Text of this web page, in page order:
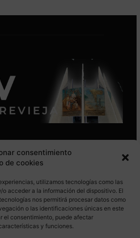
consentimiento
de cookies
utilizamos tecnologías como las
o acceder a la información del dispositivo. El
nos permitirá procesar datos como
o las identificaciones únicas en este
el consentimiento, puede afectar
y funciones.
EN REDES SOCIALES